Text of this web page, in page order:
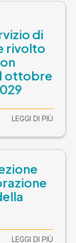
di
rivolto
ottobre
LEGGI DI PIÙ
LEGGI DI PIÙ